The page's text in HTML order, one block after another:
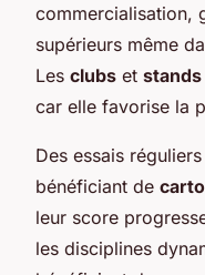
commercialisation,
supérieurs même
Les clubs et stands
car elle favorise la
Des essais
bénéficiant de
leur score
les disciplines